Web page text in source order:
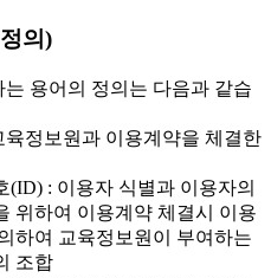
의)
용어의 정의는 다음과 같습
정보원과 이용계약을 체결한
: 이용자 식별과 이용자의
위하여 이용계약 체결시 이용
하여 교육정보원이 부여하는
조합